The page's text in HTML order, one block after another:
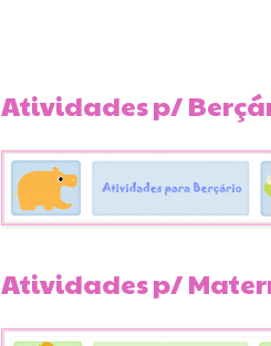
Atividades p/
Atividades p/